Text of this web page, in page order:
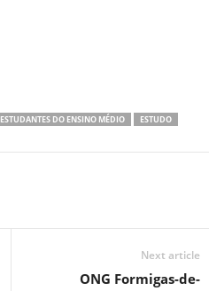
ESTUDANTES DO ENSINO MÉDIO
ESTUDO
Next article
ONG Formigas-de-